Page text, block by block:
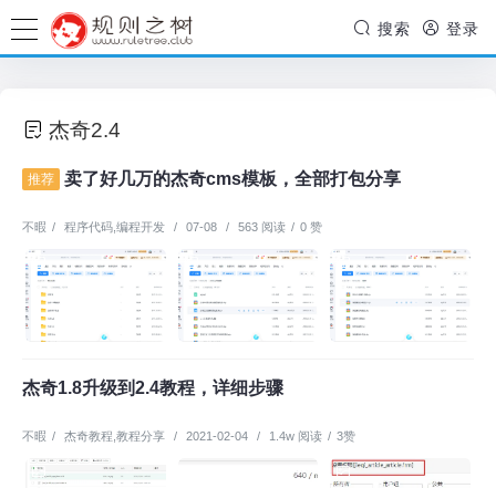
搜索 登录
杰奇2.4
推荐 卖了好几万的杰奇cms模板，全部打包分享
不暇 / 程序代码 编程开发 / 07-08 / 563 阅读 / 0 赞
杰奇1.8升级到2.4教程，详细步骤
不暇 / 杰奇教程,教程分享 / 2021-02-04 / 1.4w 阅读 / 3赞